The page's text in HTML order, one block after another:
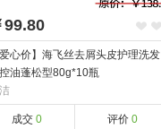
99.80
爱心价】海飞丝去屑头皮护理洗发
油蓬松型80g*10瓶
成交 0 评价0